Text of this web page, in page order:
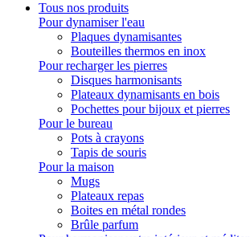
Tous nos produits
Pour dynamiser l'eau
Plaques dynamisantes
Bouteilles thermos en inox
Pour recharger les pierres
Disques harmonisants
Plateaux dynamisants en bois
Pochettes pour bijoux et pierres
Pour le bureau
Pots à crayons
Tapis de souris
Pour la maison
Mugs
Plateaux repas
Boites en métal rondes
Brûle parfum